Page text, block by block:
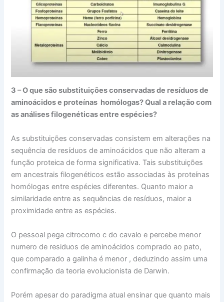
3 – O que são substituições conservadas de resíduos de
aminoácidos e proteínas homólogas? Qual a relação com
as análises filogenéticas entre espécies?
As substituições conservadas consistem em alterações na
sequência de resíduos de aminoácidos que não alteram a
função proteica de forma significativa. Tais substituições
em ancestrais filogenéticos estão associadas às proteínas
homólogas entre espécies diferentes. Quanto maior a
similaridade entre as sequências de resíduos, maior a
proximidade entre as espécies.
O pessoal pega citrocomo c do cavalo e percebe menor
numero de residuos de aminoácidos comprado ao pato,
que comparado a galinha é menor , deduzindo assim uma
confirmação da teoria evolucionista de Darwin.
Porém apesar do paradigma atual ensinar que quanto mais